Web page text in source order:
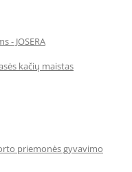
- JOSERA
kačių maistas
priemonės gyvavimo